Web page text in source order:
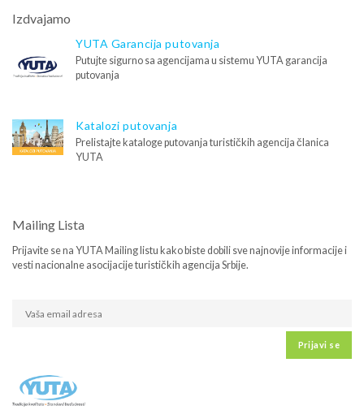
Izdvajamo
YUTA Garancija putovanja
Putujte sigurno sa agencijama u sistemu YUTA garancija
putovanja
Katalozi putovanja
Prelistajte kataloge putovanja turističkih agencija članica
YUTA
Mailing Lista
Prijavite se na YUTA Mailing listu kako biste dobili sve najnovije informacije i
vesti nacionalne asocijacije turističkih agencija Srbije.
Prijavi se